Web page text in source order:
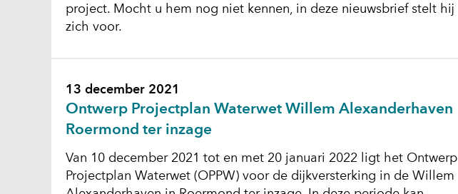
project. Mocht u hem nog niet kennen, in deze nieuwsbrief stelt hij
zich voor.
Ontwerp Projectplan Waterwet Willem Alexanderhaven
Roermond ter inzage
13 december 2021
Van 10 december 2021 tot en met 20 januari 2022 ligt het Ontwerp
Projectplan Waterwet (OPPW) voor de dijkversterking in de Willem